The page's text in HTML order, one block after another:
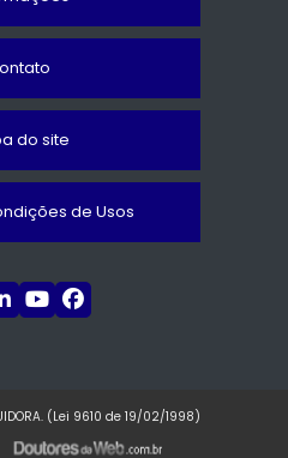
do site
de Usos
(Lei 9610 de 19/02/1998)